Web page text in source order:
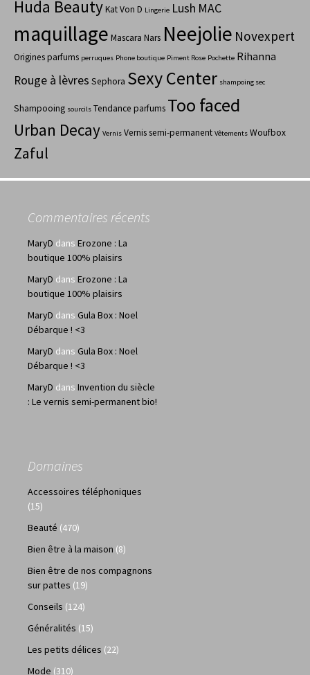
Huda BeautyKat Von D Lingerie Lush MAC
maquillage Mascara Nars Neejolie Novexpert
Origines parfums perruques Phone boutique Piment Rose Pochette Rihanna
Rouge à lèvres Sephora Sexy Center shampoing sec
Shampooing sourcils Tendance parfums Too faced
Urban Decay Vernis Vernis semi-permanent Vêtements Woufbox
Zaful
Commentaires récents
MaryD dans Erozone : La
boutique 100% plaisirs
MaryD dans Erozone : La
boutique 100% plaisirs
MaryD dans Gula Box : Noel
Débarque ! <3
MaryD dans Gula Box : Noel
Débarque ! <3
MaryD dans Invention du siècle
: Le vernis semi-permanent bio!
Domaines
Accessoires téléphoniques
(15)
Beauté (470)
Bien être à la maison (8)
Bien être de nos compagnons
sur pattes (19)
Conseils (124)
Généralités (15)
Les petits délices (22)
Mode (310)